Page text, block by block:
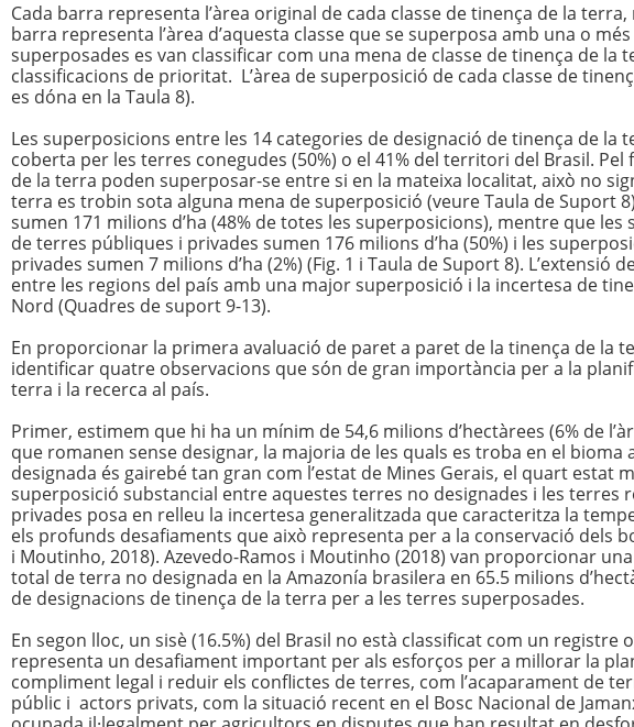
Cada barra representa l’àrea original de cada classe de tinença de la
barra representa l’àrea d’aquesta classe que se superposa amb una o
superposades es van classificar com una mena de classe de tinença de
classificacions de prioritat. L’àrea de superposició de cada classe de
es dóna en la Taula 8).
Les superposicions entre les 14 categories de designació de tinença de la
coberta per les terres conegudes (50%) o el 41% del territori del Brasil.
de la terra poden superposar-se entre si en la mateixa localitat, això no
terra es trobin sota alguna mena de superposició (veure Taula de Suport
sumen 171 milions d’ha (48% de totes les superposicions), mentre que
de terres públiques i privades sumen 176 milions d’ha (50%) i les
privades sumen 7 milions d’ha (2%) (Fig. 1 i Taula de Suport 8).
entre les regions del país amb una major superposició i la incertesa de
Nord (Quadres de suport 9-13).
En proporcionar la primera avaluació de paret a paret de la tinença de la
identificar quatre observacions que són de gran importància per a la
terra i la recerca al país.
Primer, estimem que hi ha un mínim de 54,6 milions d’hectàrees (6% de
que romanen sense designar, la majoria de les quals es troba en el bioma
designada és gairebé tan gran com l’estat de Mines Gerais, el quart estat
superposició substancial entre aquestes terres no designades i les terres
privades posa en relleu la incertesa generalitzada que caracteritza la
els profunds desafiaments que això representa per a la conservació dels
i Moutinho, 2018). Azevedo-Ramos i Moutinho (2018) van proporcionar
total de terra no designada en la Amazonía brasilera en 65.5 milions
de designacions de tinença de la terra per a les terres superposades.
En segon lloc, un sisè (16.5%) del Brasil no està classificat com un registre
representa un desafiament important per als esforços per a millorar la
compliment legal i reduir els conflictes de terres, com l’acaparament de
públic i actors privats, com la situació recent en el Bosc Nacional de